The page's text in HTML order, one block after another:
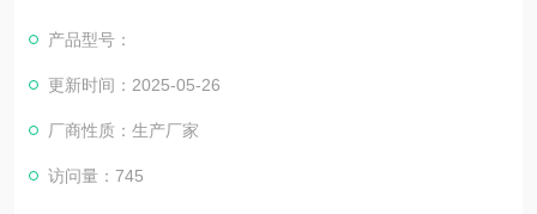
产品型号：
更新时间：2025-05-26
厂商性质：生产厂家
访问量：745